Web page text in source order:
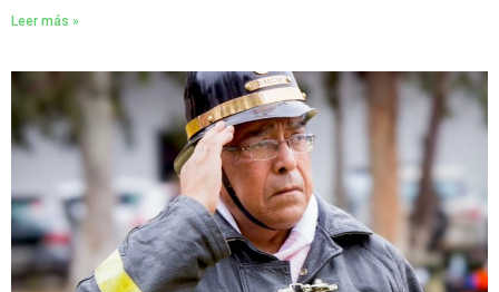
Leer más »